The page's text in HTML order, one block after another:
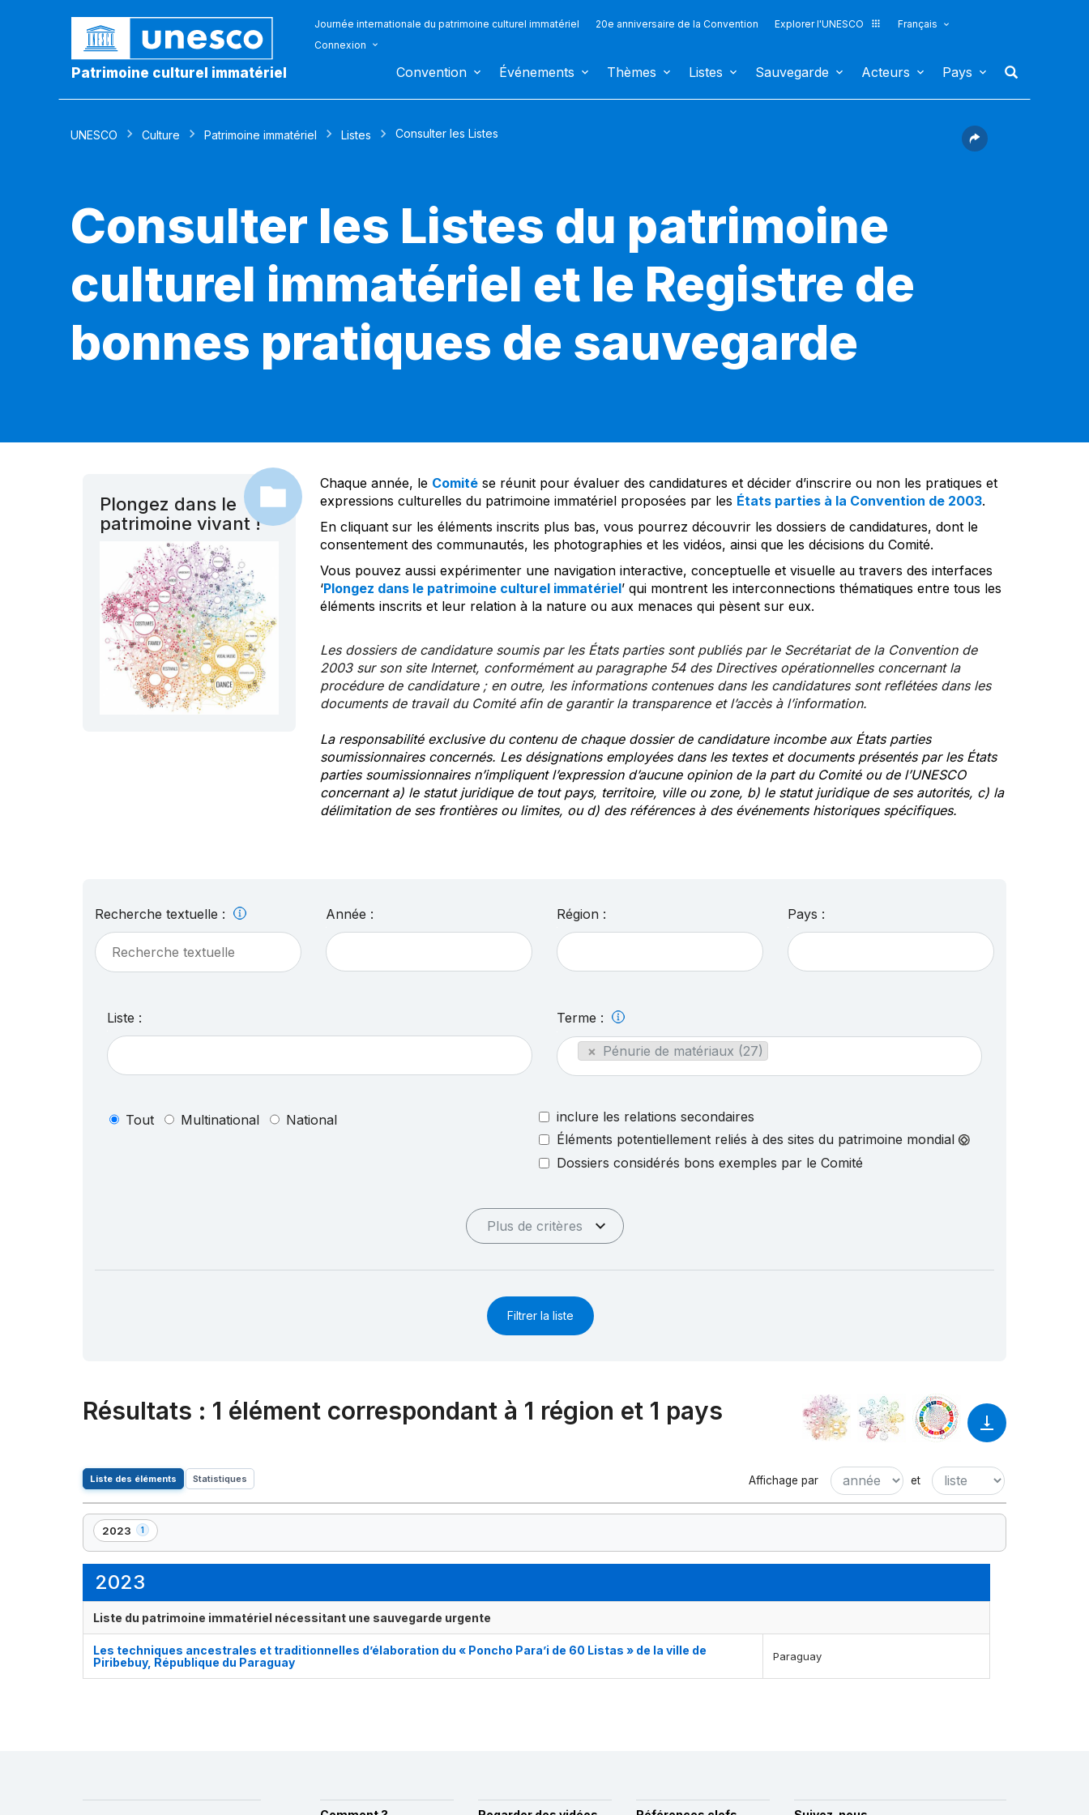
Patrimoine culturel immatériel
Journée internationale du patrimoine culturel immatériel 20e anniversaire de la Convention Explorer l'UNESCO
Français
Connexion
Convention Événements Thèmes Listes Sauvegarde Acteurs Pays
UNESCO Culture Patrimoine immatériel Listes Consulter les Listes
Consulter les Listes du patrimoine
culturel immatériel et le Registre de
bonnes pratiques de sauvegarde
Plongez dans le
patrimoine vivant !
Chaque année, le Comitése réunit pour évaluer des candidatures et décider d’inscrire ou non les pratiques et
expressions culturelles du patrimoine immatériel proposées par les États parties à la Convention de 2003.
En cliquant sur les éléments inscrits plus bas, vous pourrez découvrir les dossiers de candidatures, dont le
consentement des communautés, les photographies et les vidéos, ainsi que les décisions du Comité.
Vous pouvez aussi expérimenter une navigation interactive, conceptuelle et visuelle au travers des interfaces
‘Plongez dans le patrimoine culturel immatériel’ qui montrent les interconnections thématiques entre tous les
éléments inscrits et leur relation à la nature ou aux menaces qui pèsent sur eux.
Les dossiers de candidature soumis par les États parties sont publiés par le Secrétariat de la Convention de
2003 sur son site Internet, conformément au paragraphe 54 des Directives opérationnelles concernant la
procédure de candidature ; en outre, les informations contenues dans les candidatures sont reflétées dans les
documents de travail du Comité afin de garantir la transparence et l’accès à l’information.
La responsabilité exclusive du contenu de chaque dossier de candidature incombe aux États parties
soumissionnaires concernés. Les désignations employées dans les textes et documents présentés par les États
parties soumissionnaires n’impliquent l’expression d’aucune opinion de la part du Comité ou de l’UNESCO
concernant a) le statut juridique de tout pays, territoire, ville ou zone, b) le statut juridique de ses autorités, c) la
délimitation de ses frontières ou limites, ou d) des références à des événements historiques spécifiques.
Recherche textuelle : Année : Région : Pays :
Liste : Terme :
× Pénurie de matériaux (27)
Tout Multinational National
inclure les relations secondaires
Éléments potentiellement reliés à des sites du patrimoine mondial
Dossiers considérés bons exemples par le Comité
Plus de critères
Filtrer la liste
Résultats : 1 élément correspondant à 1 région et 1 pays
Liste des éléments Statistiques Affichage par et
2023 1
,
1
2023
Liste du patrimoine immatériel nécessitant une sauvegarde urgente
Les techniques ancestrales et traditionnelles d’élaboration du « Poncho Para’i de 60 Listas » de la ville de
Piribebuy, République du Paraguay
Paraguay